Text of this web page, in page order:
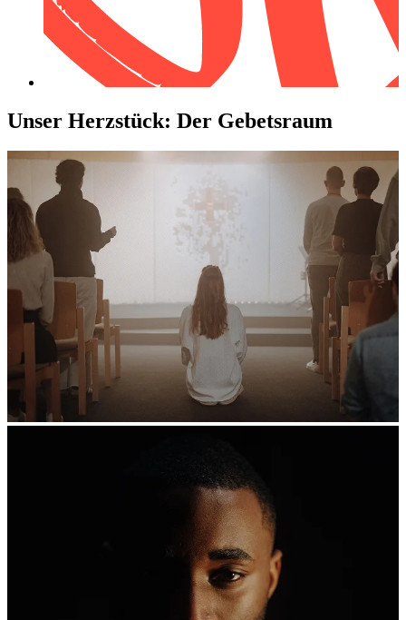
Unser Herz­stück: Der Gebets­raum